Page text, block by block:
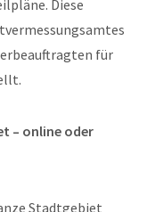
Diese
für
– online oder
Stadtgebiet